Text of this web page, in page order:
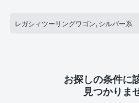
レガシィツーリングワゴン, シルバー系
お探しの条件に
見つかりま